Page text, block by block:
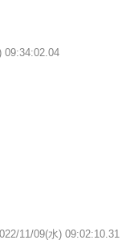
09:34:02.04
11/09(水) 09:02:10.31